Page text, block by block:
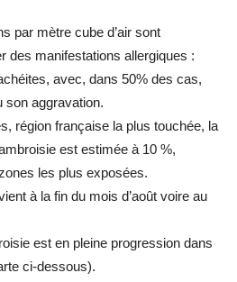
par mètre cube d’air sont
des manifestations allergiques :
avec, dans 50% des cas,
son aggravation.
région française la plus touchée, la
est estimée à 10 %,
les plus exposées.
à la fin du mois d’août voire au
est en pleine progression dans
ci-dessous).